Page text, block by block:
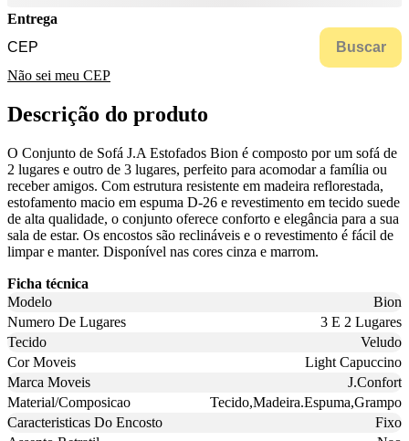
Entrega
Buscar
Não sei meu CEP
Descrição do produto
O Conjunto de Sofá J.A Estofados Bion é composto por um sofá de
2 lugares e outro de 3 lugares, perfeito para acomodar a família ou
receber amigos. Com estrutura resistente em madeira reflorestada,
estofamento macio em espuma D-26 e revestimento em tecido suede
de alta qualidade, o conjunto oferece conforto e elegância para a sua
sala de estar. Os encostos são reclináveis e o revestimento é fácil de
limpar e manter. Disponível nas cores cinza e marrom.
Ficha técnica
Modelo
Bion
Numero De Lugares
3 E 2 Lugares
Tecido
Veludo
Cor Moveis
Light Capuccino
Marca Moveis
J.Confort
Material/Composicao
Tecido,Madeira.Espuma,Grampo
Caracteristicas Do Encosto
Fixo